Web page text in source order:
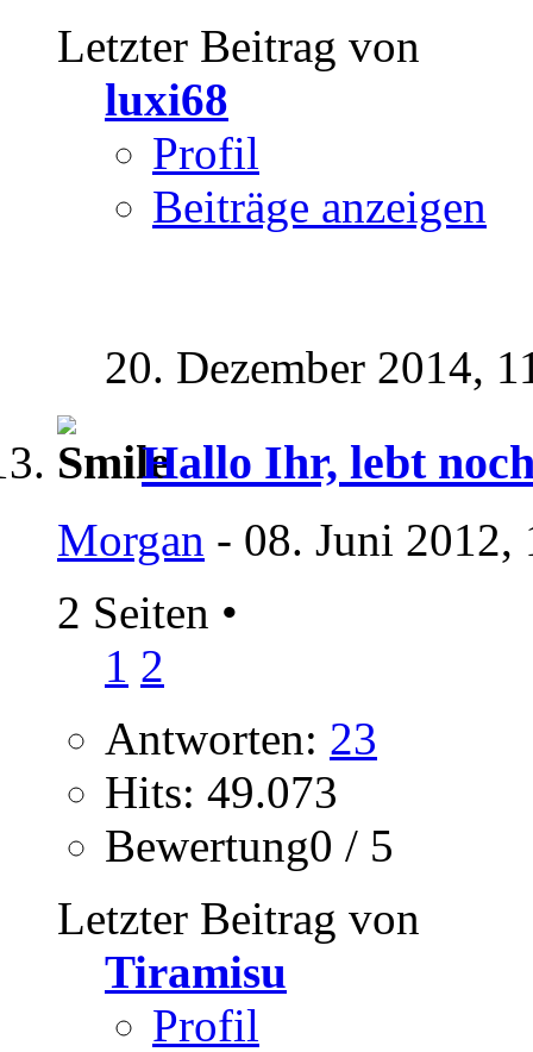
Letzter Beitrag von
luxi68
Profil
Beiträge anzeigen
20. Dezember 2014,
Hallo Ihr, lebt
Morgan - 08. Juni 2012,
2 Seiten •
1 2
Antworten: 23
Hits: 49.073
Bewertung0 / 5
Letzter Beitrag von
Tiramisu
Profil